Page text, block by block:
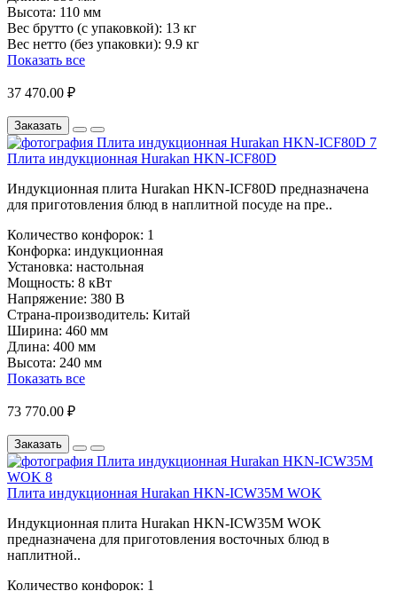
Высота: 110 мм
Вес брутто (с упаковкой): 13 кг
Вес нетто (без упаковки): 9.9 кг
Показать все
37 470.00 ₽
Заказать
Плита индукционная Hurakan HKN-ICF80D
Индукционная плита Hurakan HKN-ICF80D предназначена
для приготовления блюд в наплитной посуде на пре..
Количество конфорок: 1
Конфорка: индукционная
Установка: настольная
Мощность: 8 кВт
Напряжение: 380 В
Страна-производитель: Китай
Ширина: 460 мм
Длина: 400 мм
Высота: 240 мм
Показать все
73 770.00 ₽
Заказать
Плита индукционная Hurakan HKN-ICW35M WOK
Индукционная плита Hurakan HKN-ICW35M WOK
предназначена для приготовления восточных блюд в
наплитной..
Количество конфорок: 1